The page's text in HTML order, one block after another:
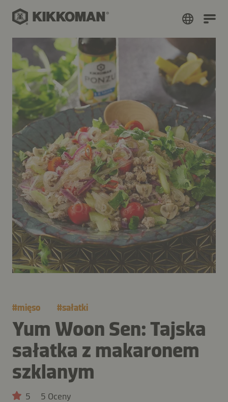
#mięso #sałatki
Yum Woon Sen: Tajska
sałatka z makaronem
szklanym
5 5 Oceny